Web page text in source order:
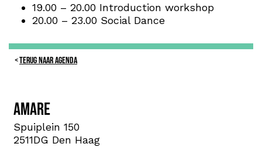
19.00 – 20.00 Introduction workshop
20.00 – 23.00 Social Dance
TERUG NAAR AGENDA
Amare
Spuiplein 150
2511DG Den Haag